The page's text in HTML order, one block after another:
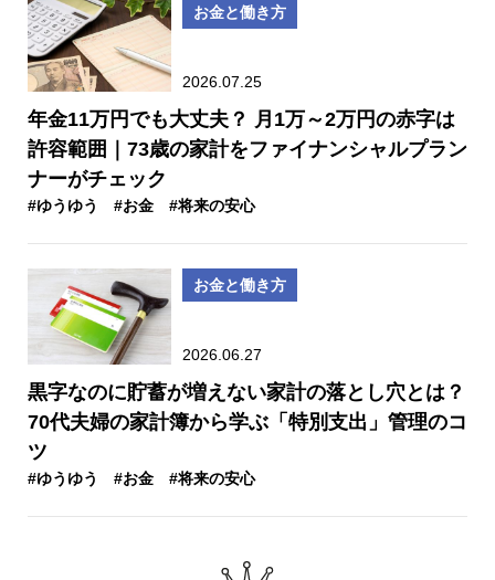
お金と働き方
2026.07.25
年金11万円でも大丈夫？ 月1万～2万円の赤字は
許容範囲｜73歳の家計をファイナンシャルプラン
ナーがチェック
#ゆうゆう #お金 #将来の安心
お金と働き方
2026.06.27
黒字なのに貯蓄が増えない家計の落とし穴とは？
70代夫婦の家計簿から学ぶ「特別支出」管理のコ
ツ
#ゆうゆう #お金 #将来の安心